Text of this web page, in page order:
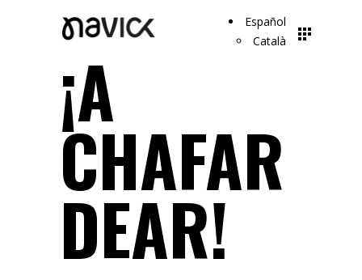
Español
Català
¡A
CHAFAR
DEAR!